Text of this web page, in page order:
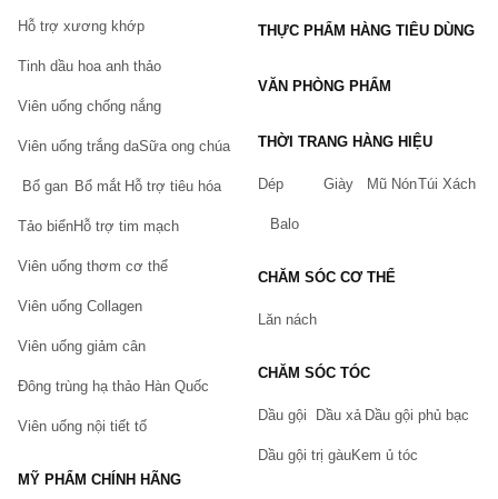
Hỗ trợ xương khớp
Tinh dầu hoa anh thảo
Viên uống chống nắng
Viên uống trắng daSữa ong chúa
Bổ gan Bổ mắt Hỗ trợ tiêu hóa
Tảo biểnHỗ trợ tim mạch
Viên uống thơm cơ thể
Viên uống Collagen
Viên uống giảm cân
Đông trùng hạ thảo Hàn Quốc
Viên uống nội tiết tố
MỸ PHẨM CHÍNH HÃNG
THỰC PHẨM HÀNG TIÊU DÙNG
VĂN PHÒNG PHẨM
THỜI TRANG HÀNG HIỆU
Dép Giày Mũ NónTúi Xách
Balo
CHĂM SÓC CƠ THỂ
Lăn nách
CHĂM SÓC TÓC
Dầu gội Dầu xả Dầu gội phủ bạc
Dầu gội trị gàuKem ủ tóc